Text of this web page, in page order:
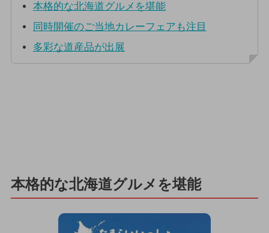
本格的な北海道グルメを堪能
同時開催のご当地カレーフェアも注目
多彩な道産品が出展
本格的な北海道グルメを堪能